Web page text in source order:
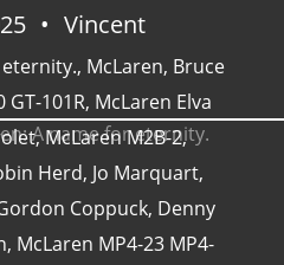
Vincent
, McLaren, Bruce
GT-101R, McLaren Elva
,McLaren M2B-2,
Herd, Jo Marquart,
Coppuck, Denny
, McLaren MP4-23 MP4-